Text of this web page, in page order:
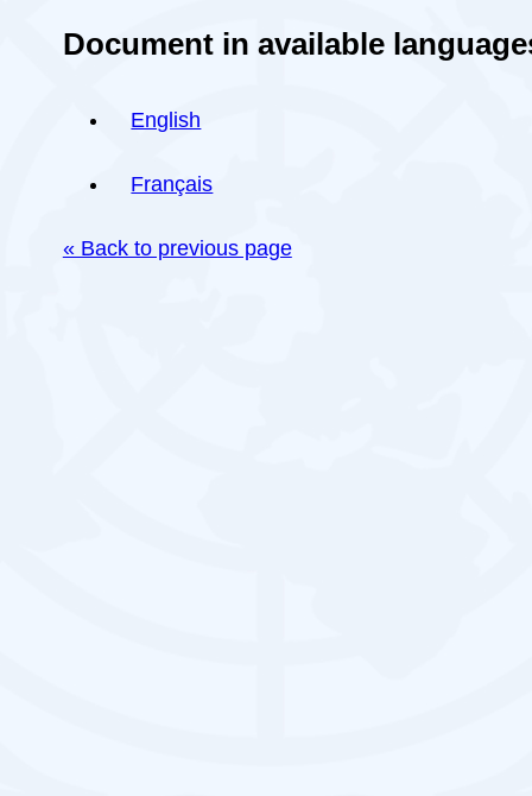
Document in available
English
Français
« Back to previous page